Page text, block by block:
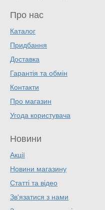
Про нас
Каталог
Придбання
Доставка
Гарантія та обмін
Контакти
Про магазин
Угода користувача
Новини
Акції
Новини магазину
Статті та відео
Зв'язатися з нами